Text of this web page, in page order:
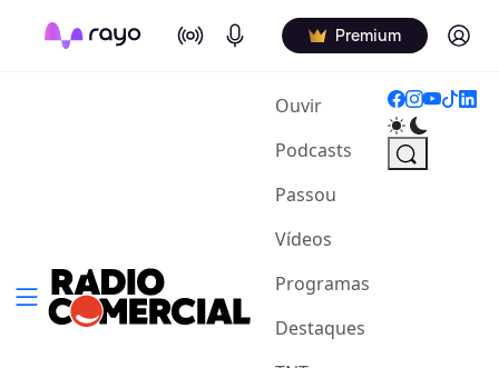
On Air Podcasts Premium Log in
Ouvir(current)
Podcasts
Passou
Vídeos
Programas
Destaques